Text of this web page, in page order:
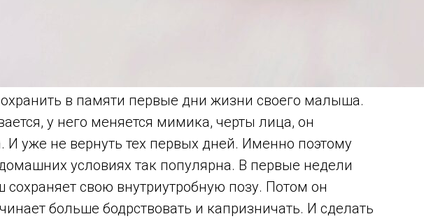
в памяти первые дни жизни своего малыша.
у него меняется мимика, черты лица, он
И уже не вернуть тех первых дней. Именно поэтому
условиях так популярна. В первые недели
свою внутриутробную позу. Потом он
больше бодрствовать и капризничать. И сделать